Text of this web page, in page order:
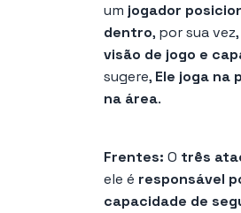
um jogador
dentro, por sua
visão de jogo e
sugere, Ele joga na
na área.
Frentes: O três
ele é responsável
capacidade de